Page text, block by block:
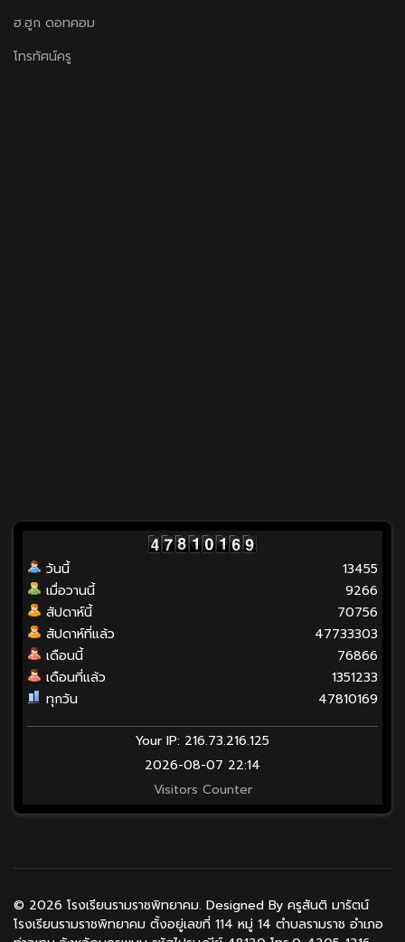
ฮ.ฮูก ดอทคอม
โทรทัศน์ครู
วันนี้
เมื่อวานนี้
สัปดาห์นี้
สัปดาห์ที่แล้ว
เดือนนี้
เดือนที่แล้ว
ทุกวัน
13455
9266
70756
47733303
76866
1351233
47810169
Your IP: 216.73.216.125
2026-08-07 22:14
Visitors Counter
© 2026 โรงเรียนรามราชพิทยาคม. Designed By ครูสันติ มารัตน์
โรงเรียนรามราชพิทยาคม ตั้งอยู่เลขที่ 114 หมู่ 14 ตำบลรามราช อำเภอ